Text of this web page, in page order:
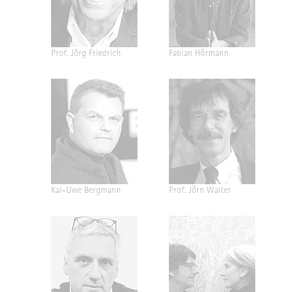
Prof. Jörg Friedrich Fabian Hörmann
Kai-Uwe Bergmann Prof. Jörn Walter